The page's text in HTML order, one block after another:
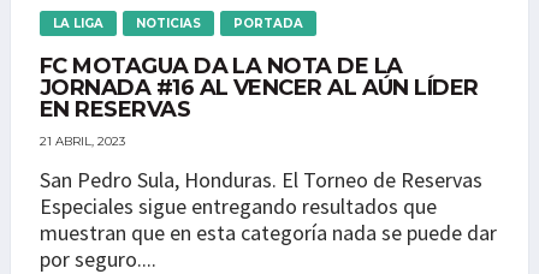
LA LIGA NOTICIAS PORTADA
FC MOTAGUA DA LA NOTA DE LA
JORNADA #16 AL VENCER AL AÚN LÍDER
EN RESERVAS
21 ABRIL, 2023
San Pedro Sula, Honduras. El Torneo de Reservas
Especiales sigue entregando resultados que
muestran que en esta categoría nada se puede dar
por seguro....